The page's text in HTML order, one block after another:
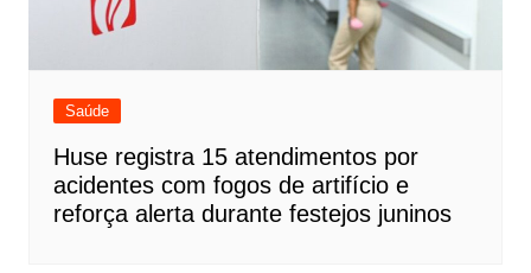
Saúde
Huse registra 15 atendimentos por
acidentes com fogos de artifício e
reforça alerta durante festejos juninos